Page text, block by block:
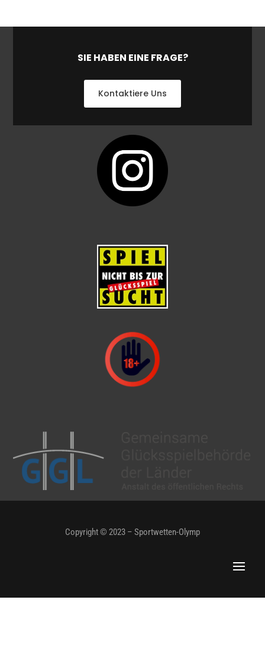
SIE HABEN EINE FRAGE?
Kontaktiere Uns
Copyright © 2023 – Sportwetten-Olymp